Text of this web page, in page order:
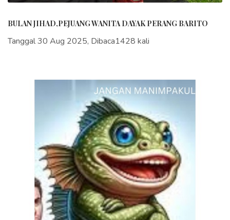
BULAN JIHAD,PEJUANG WANITA DAYAK PERANG BARITO
Tanggal 30 Aug 2025, Dibaca1428 kali